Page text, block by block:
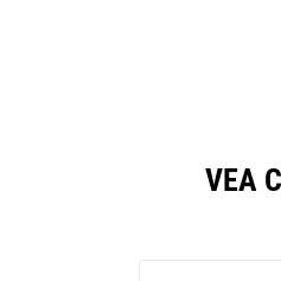
VEA